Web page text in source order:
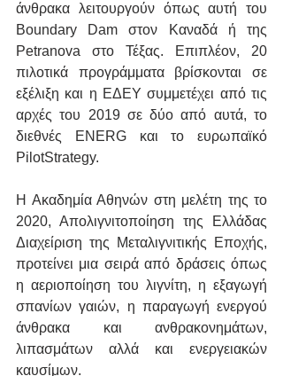
άνθρακα λειτουργούν όπως αυτή του
Boundary Dam στον Καναδά ή της
Petranova στο Τέξας. Επιπλέον, 20
πιλοτικά προγράμματα βρίσκονται σε
εξέλιξη και η ΕΔΕΥ συμμετέχει από τις
αρχές του 2019 σε δύο από αυτά, τo
διεθνές ENERG και το ευρωπαϊκό
PilotStrategy.
Η Ακαδημία Αθηνών στη μελέτη της το
2020, Απολιγνιτοποίηση της Ελλάδας
Διαχείριση της Μεταλιγνιτικής Εποχής,
προτείνει μια σειρά από δράσεις όπως
η αεριοποίηση του λιγνίτη, η εξαγωγή
σπανίων γαιών, η παραγωγή ενεργού
άνθρακα και ανθρακονημάτων,
λιπασμάτων αλλά και ενεργειακών
καυσίμων.